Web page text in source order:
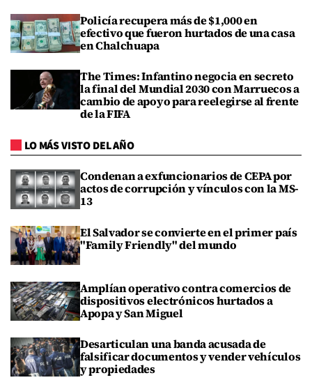
Policía recupera más de $1,000 en
efectivo que fueron hurtados de una casa
en Chalchuapa
The Times: Infantino negocia en secreto
la final del Mundial 2030 con Marruecos a
cambio de apoyo para reelegirse al frente
de la FIFA
LO MÁS VISTO DEL AÑO
Condenan a exfuncionarios de CEPA por
actos de corrupción y vínculos con la MS-
13
El Salvador se convierte en el primer país
"Family Friendly" del mundo
Amplían operativo contra comercios de
dispositivos electrónicos hurtados a
Apopa y San Miguel
Desarticulan una banda acusada de
falsificar documentos y vender vehículos
y propiedades